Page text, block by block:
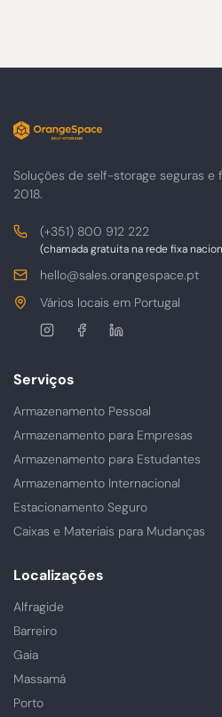
Soluções de self-storage seguras e
2018.
Contactos
Telefone
(+351) 800 912 222
(chamada gratuita na rede fixa
E-
hello@sales.orangespace.pt
Morada
Vários locais em Portugal
Siga-
Serviços
Armazenamento Pessoal
Armazenamento para Empresas
Armazenamento para Estudantes
Armazenamento Internacional
Estacionamento Seguro
Caixas e Materiais para Mudanças
Localizações
Alfragide
Barreiro
Gaia
Massamá
Porto